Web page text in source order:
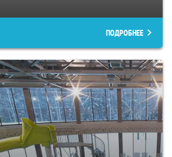
ПОДРОБНЕЕ